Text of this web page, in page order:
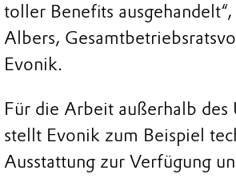
toller Benefits
Albers,
Evonik.
Für die Arbeit außerhalb des
stellt Evonik zum Beispiel
Ausstattung zur Verfügung